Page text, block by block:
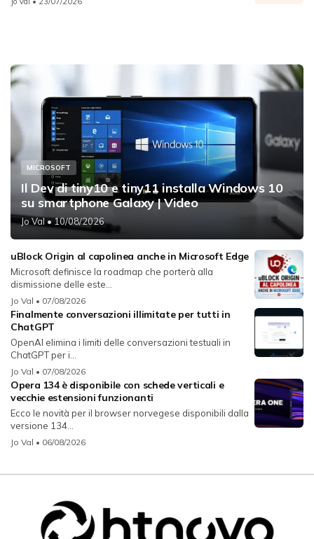
MICROSOFT
Il Dev di tiny10 e tiny11 installa Windows 10
su smartphone Galaxy | Video
Jo Val• 10/08/2026
uBlock Origin al capolinea anche in Microsoft Edge
Microsoft definisce la roadmap che porterà alla
dismissione delle este...
Jo Val • 07/08/2026
Finalmente conversazioni illimitate per tutti in
ChatGPT
OpenAI elimina i limiti delle conversazioni testuali in
ChatGPT per i...
Jo Val • 07/08/2026
Opera 134 è disponibile con schede verticali e
vecchie estensioni funzionanti
Ecco le novità per il browser norvegese disponibili dalla
versione 134...
Jo Val • 06/08/2026